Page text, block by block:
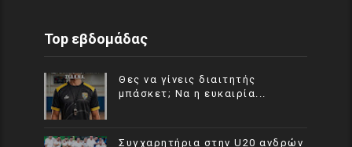
Top εβδομάδας
Θες να γίνεις διαιτητής
μπάσκετ; Να η ευκαιρία...
Συγχαρητήρια στην U20 ανδρών